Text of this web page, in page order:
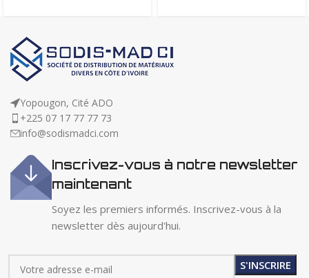
Yopougon, Cité ADO
+225 07 17 77 77 73
info@sodismadci.com
Inscrivez-vous à notre newsletter
maintenant
Soyez les premiers informés. Inscrivez-vous à la
newsletter dès aujourd'hui.